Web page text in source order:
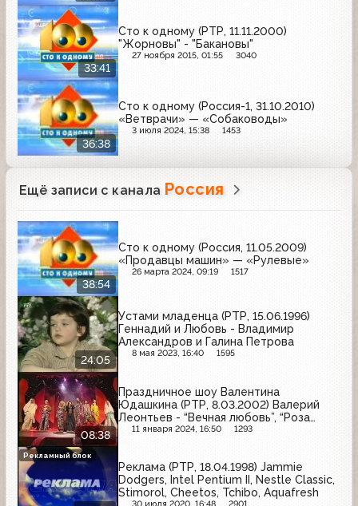
33:41
Сто к одному (РТР, 11.11.2000)
"Жорновы" - "Бакановы"
27 ноября 2015, 01:55 3040
36:38
Сто к одному (Россия-1, 31.10.2010)
«Ветврачи» — «Собаководы»
3 июля 2024, 15:38 1453
Ещё записи с канала Россия
38:54
Сто к одному (Россия, 11.05.2009)
«Продавцы машин» — «Рулевые»
26 марта 2024, 09:19 1517
24:05
Устами младенца (РТР, 15.06.1996)
Геннадий и Любовь - Владимир
Александров и Галина Петрова
8 мая 2023, 16:40 1595
08:38
Праздничное шоу Валентина
Юдашкина (РТР, 8.03.2002) Валерий
Леонтьев - “Вечная любовь”, “Роза
Каира”
11 января 2024, 16:50 1293
Реклама (РТР, 18.04.1998) Jammie
Dodgers, Intel Pentium II, Nestle Classic,
Stimorol, Cheetos, Tchibo, Aquafresh
Рекламный блок